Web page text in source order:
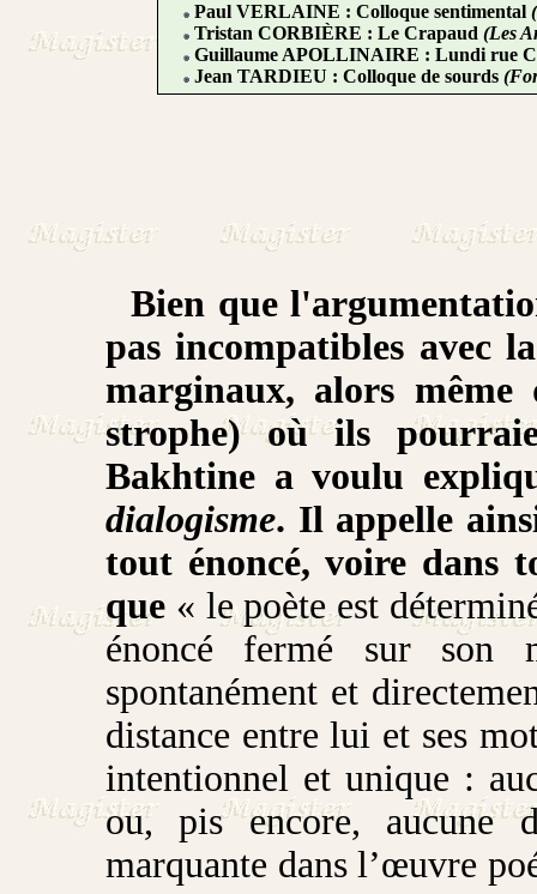
Paul VERLAINE : Colloque sentimental
Tristan CORBIÈRE : Le Crapaud (Les
Guillaume APOLLINAIRE : Lundi rue
Jean TARDIEU : Colloque de sourds
Bien que
pas incompatibles avec
marginaux, alors même
strophe) où ils
Bakhtine a voulu
dialogisme. Il appelle
tout énoncé, voire dans
que « le poète est
énoncé fermé sur son
spontanément et
distance entre lui et ses
intentionnel et unique :
ou, pis encore, aucune
marquante dans l’œuvre